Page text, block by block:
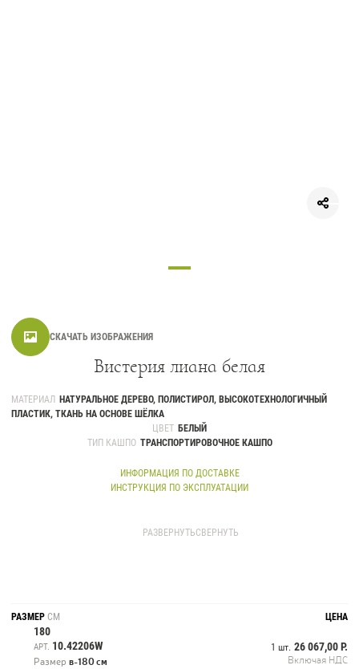
СКАЧАТЬ ИЗОБРАЖЕНИЯ
Вистерия лиана белая
МАТЕРИАЛ
НАТУРАЛЬНОЕ ДЕРЕВО, ПОЛИСТИРОЛ, ВЫСОКОТЕХНОЛОГИЧНЫЙ
ПЛАСТИК, ТКАНЬ НА ОСНОВЕ ШЁЛКА
ЦВЕТ БЕЛЫЙ
ТИП КАШПО ТРАНСПОРТИРОВОЧНОЕ КАШПО
ИНФОРМАЦИЯ ПО ДОСТАВКЕ
ИНСТРУКЦИЯ ПО ЭКСПЛУАТАЦИИ
точно украсит Ваш интерьер, придаст ему солнечного тепла и станет
РАЗВЕРНУТЬСВЕРНУТЬ
РАЗМЕР СМ ЦЕНА
180
АРТ. 10.42206W
Размер в-180 см
1 шт. 26 067,00 Р.
Включая НДС